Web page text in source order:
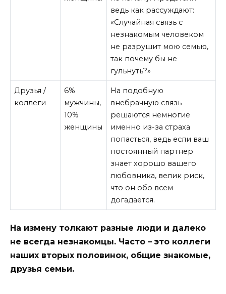
ведь как рассуждают:
«Случайная связь с
незнакомым человеком
не разрушит мою семью,
так почему бы не
гульнуть?»
Друзья /
коллеги
6%
мужчины,
10%
женщины
На подобную
внебрачную связь
решаются немногие
именно из-за страха
попасться, ведь если ваш
постоянный партнер
знает хорошо вашего
любовника, велик риск,
что он обо всем
догадается.
На измену толкают разные люди и далеко
не всегда незнакомцы. Часто – это коллеги
наших вторых половинок, общие знакомые,
друзья семьи.